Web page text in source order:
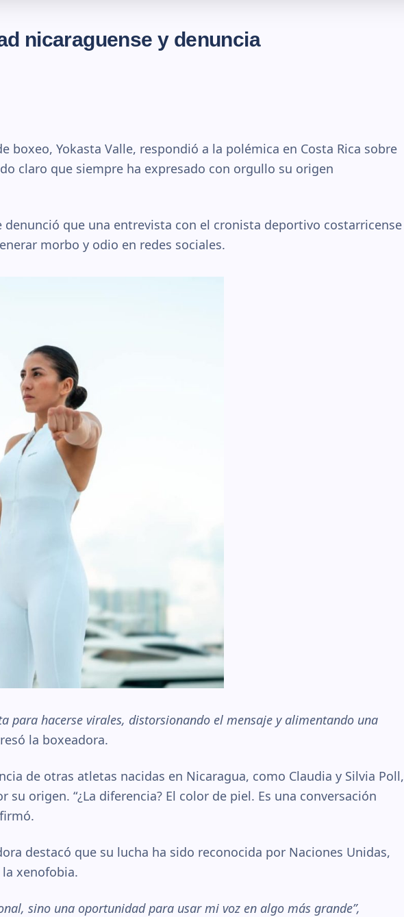
nicaraguense y denuncia
boxeo, Yokasta Valle, respondió a la polémica en Costa Rica sobre
claro que siempre ha expresado con orgullo su origen
denunció que una entrevista con el cronista deportivo costarricense
morbo y odio en redes sociales.
para hacerse virales, distorsionando el mensaje y alimentando una
la boxeadora.
de otras atletas nacidas en Nicaragua, como Claudia y Silvia Poll,
su origen. “¿La diferencia? El color de piel. Es una conversación
destacó que su lucha ha sido reconocida por Naciones Unidas,
xenofobia.
sino una oportunidad para usar mi voz en algo más grande”,